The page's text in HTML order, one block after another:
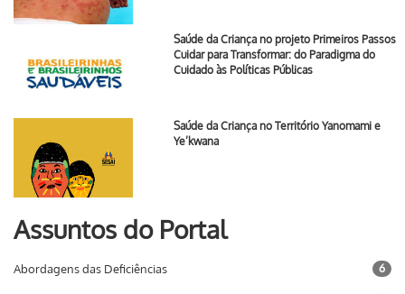
Saúde da Criança no projeto Primeiros Passos
Cuidar para Transformar: do Paradigma do
Cuidado às Políticas Públicas
Saúde da Criança no Território Yanomami e
Ye’kwana
Assuntos do Portal
Abordagens das Deficiências 6